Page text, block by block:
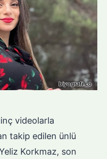
videolarla
takip edilen ünlü
Korkmaz, son